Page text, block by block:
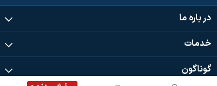
در باره ما
خدمات
گوناگون